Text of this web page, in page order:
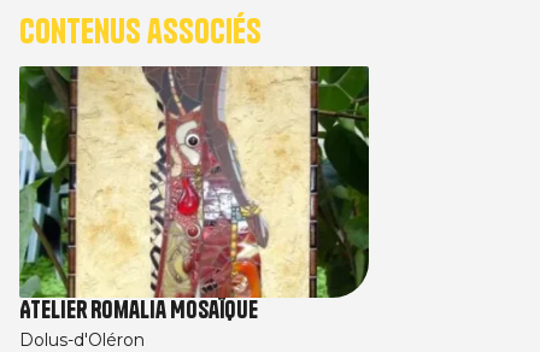
Contenus associés
Atelier Romalia Mosaïque
Dolus-d'Oléron